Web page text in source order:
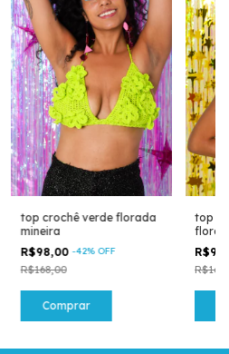
top crochê verde florada
mineira
R$98,00-42% OFF
R$168,00
Comprar
top